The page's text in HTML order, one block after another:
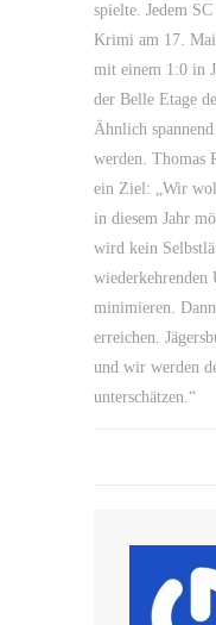
spielte. Jedem
Krimi am 17.
mit einem 1:0 in
der Belle Etage
Ähnlich
werden. Thomas
ein Ziel: „Wir
in diesem Jahr
wird kein
wiederkehrenden
minimieren.
erreichen.
und wir werden
unterschätzen.“